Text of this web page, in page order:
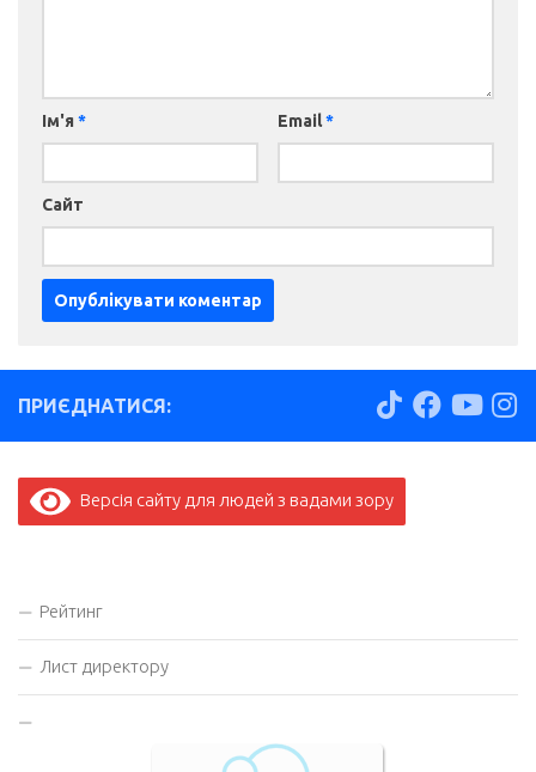
Ім'я * Email*
Сайт
ПРИЄДНАТИСЯ:
Версія сайту для людей з вадами зору
Рейтинг
Лист директору